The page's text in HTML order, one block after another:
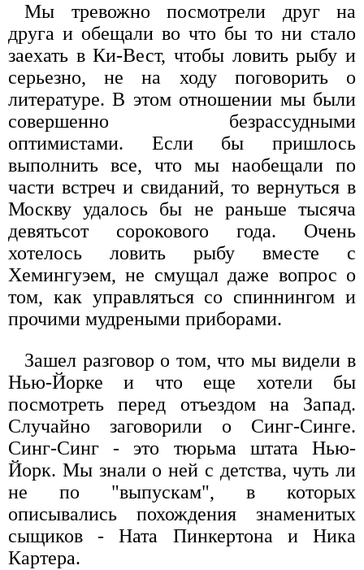
Мы тревожно посмотрели друг на
друга и обещали во что бы то ни стало
заехать в Ки-Вест, чтобы ловить рыбу и
серьезно, не на ходу поговорить о
литературе. В этом отношении мы были
совершенно безрассудными
оптимистами. Если бы пришлось
выполнить все, что мы наобещали по
части встреч и свиданий, то вернуться в
Москву удалось бы не раньше тысяча
девятьсот сорокового года. Очень
хотелось ловить рыбу вместе с
Хемингуэем, не смущал даже вопрос о
том, как управляться со спиннингом и
прочими мудреными приборами.
Зашел разговор о том, что мы видели в
Нью-Йорке и что еще хотели бы
посмотреть перед отъездом на Запад.
Случайно заговорили о Синг-Синге.
Синг-Синг - это тюрьма штата Нью-
Йорк. Мы знали о ней с детства, чуть ли
не по "выпускам", в которых
описывались похождения знаменитых
сыщиков - Ната Пинкертона и Ника
Картера.